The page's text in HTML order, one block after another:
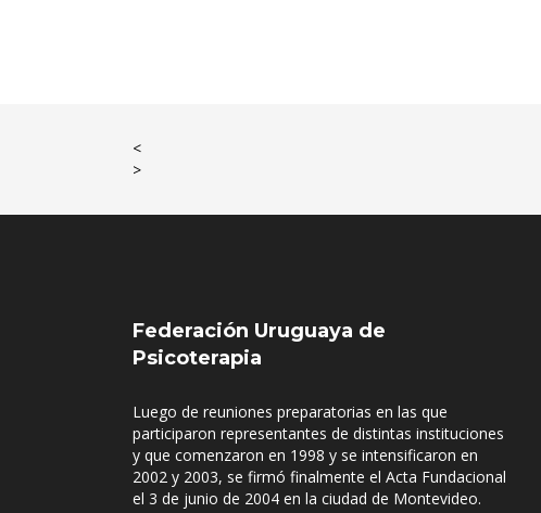
<
>
Federación Uruguaya de
Psicoterapia
Luego de reuniones preparatorias en las que
participaron representantes de distintas instituciones
y que comenzaron en 1998 y se intensificaron en
2002 y 2003, se firmó finalmente el Acta Fundacional
el 3 de junio de 2004 en la ciudad de Montevideo.